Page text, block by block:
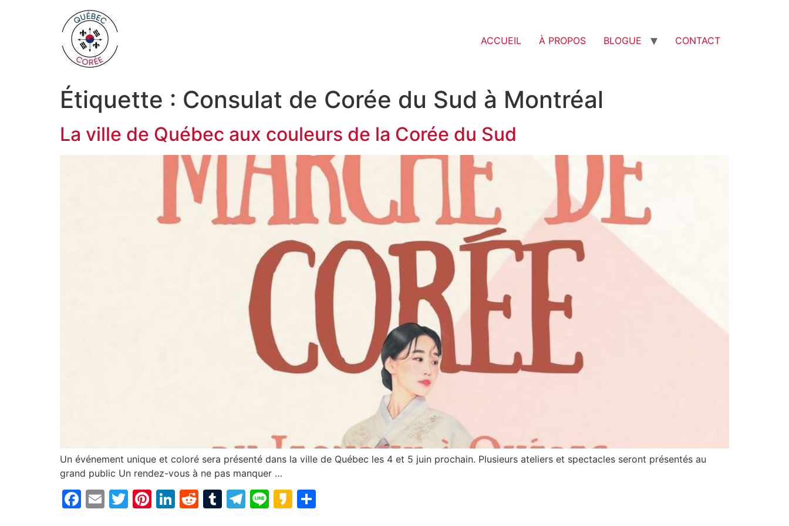
ACCUEIL À PROPOS BLOGUE CONTACT
Étiquette : Consulat de Corée du Sud à Montréal
La ville de Québec aux couleurs de la Corée du Sud
Un événement unique et coloré sera présenté dans la ville de Québec les 4 et 5 juin prochain. Plusieurs ateliers et spectacles seront présentés au
grand public Un rendez-vous à ne pas manquer …
Facebook
EmailTwitter
Pinterest
LinkedIn
Reddit
Tumblr
Telegram
LineKakao